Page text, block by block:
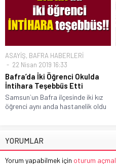
ASAYİŞ, BAFRA HABERLERİ
22 Nisan 2019 16:33
Bafra’da İki Öğrenci Okulda
İntihara Teşebbüs Etti
Samsun`un Bafra ilçesinde iki kız
öğrenci aynı anda hastanelik oldu
YORUMLAR
Yorum yapabilmek için oturum